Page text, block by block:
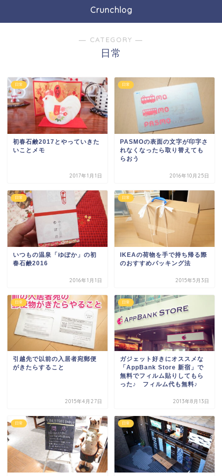
Crunchlog
― CATEGORY ―
日常
日常
初春石鹸2017とやっていきた
いことメモ
2017年1月1日
日常
PASMOの表面の文字が印字さ
れなくなったら取り替えても
らおう
2016年10月25日
日常
いつもの温泉「ゆぽか」の初
春石鹸2016
2016年1月1日
日常
IKEAの荷物を手で持ち帰る際
のおすすめパッキング法
2015年5月3日
日常
引越先で以前の入居者宛郵便
がきたらすること
2015年4月27日
日常
ガジェット好きにオススメな
「AppBank Store 新宿」で
無料でフィルム貼りしてもら
った♪ フィルム代も無料♪
2013年8月13日
日常 日常